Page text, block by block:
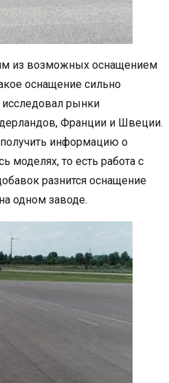
из возможных оснащением
оснащение сильно
исследовал рынки
Франции и Швеции.
информацию о
моделях, то есть работа с
разнится оснащение
одном заводе.